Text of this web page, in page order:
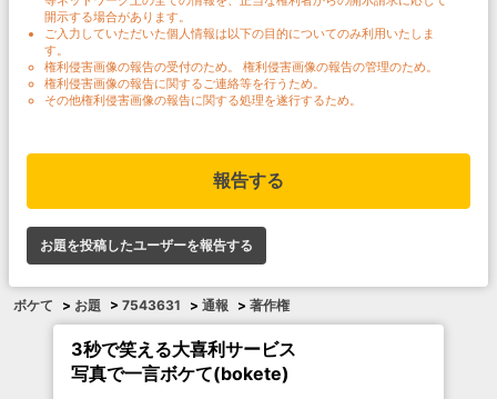
開示する場合があります。
ご入力していただいた個人情報は以下の目的についてのみ利用いたしま
す。
権利侵害画像の報告の受付のため。 権利侵害画像の報告の管理のため。
権利侵害画像の報告に関するご連絡等を行うため。
その他権利侵害画像の報告に関する処理を遂行するため。
報告する
お題を投稿したユーザーを報告する
ボケて > お題 > 7543631 > 通報 > 著作権
3秒で笑える大喜利サービス
写真で一言ボケて(bokete)